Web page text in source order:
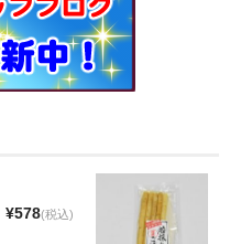
¥578(税込)